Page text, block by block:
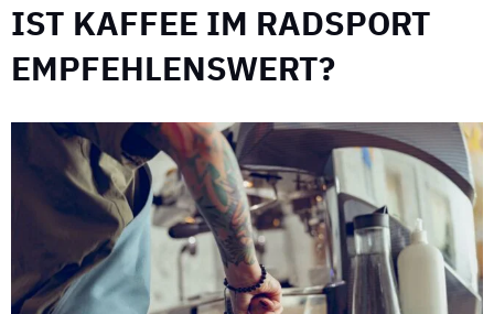
IST KAFFEE IM RADSPORT
EMPFEHLENSWERT?